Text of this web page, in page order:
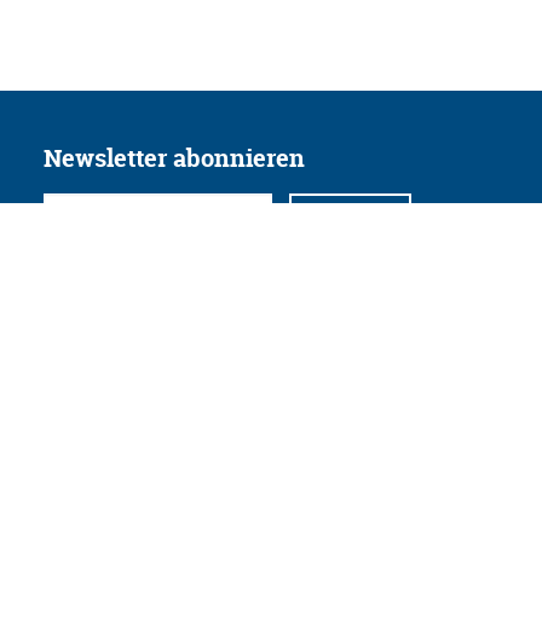
Newsletter abonnieren